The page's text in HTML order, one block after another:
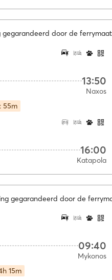
gegarandeerd door de
13:50
Naxos
55m
16:00
Katapola
gegarandeerd door de
09:40
Mykonos
15m